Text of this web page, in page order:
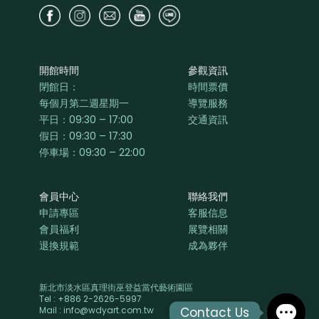
開館時間
閉館日：
每個月第二週星期一
平日： 09:30 – 17:00
假日：09:30 – 17:30
停車場：09:30 – 22:00
參觀資訊
時間票價
導覽服務
交通資訊
會員中心
申請專區
會員福利
退換規範
聯絡我們
客服信息
展覽相關
成為夥伴
新北市淡水區真理街巫登益當代藝術園區
Tel : +886 2-2626-5997
Mail : info@wdyart.com.tw
Contact Us